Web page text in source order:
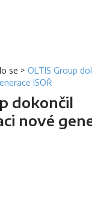
se > OLTIS Group
ISOŘ
dokončil
nové